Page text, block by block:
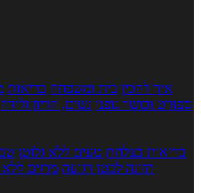
איך להכין בית ומשפחה בריאות
ספורט וכושר גופני נשים, הריון ולידה
בריאות בצלחת טעים ללא גלוטן
תזונה לבטן רגועה מרזים